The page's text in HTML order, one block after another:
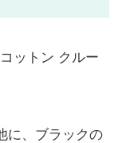
ットン クルー
に、ブラックの